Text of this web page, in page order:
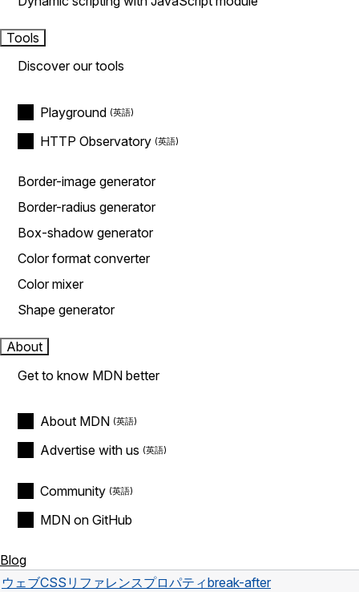
Tools
Discover our tools
Playground
HTTP Observatory
Border-image generator
Border-radius generator
Box-shadow generator
Color format converter
Color mixer
Shape generator
About
Get to know MDN better
About MDN
Advertise with us
Community
MDN on GitHub
Blog
ウェブCSS リファレンスプロパティbreak-after